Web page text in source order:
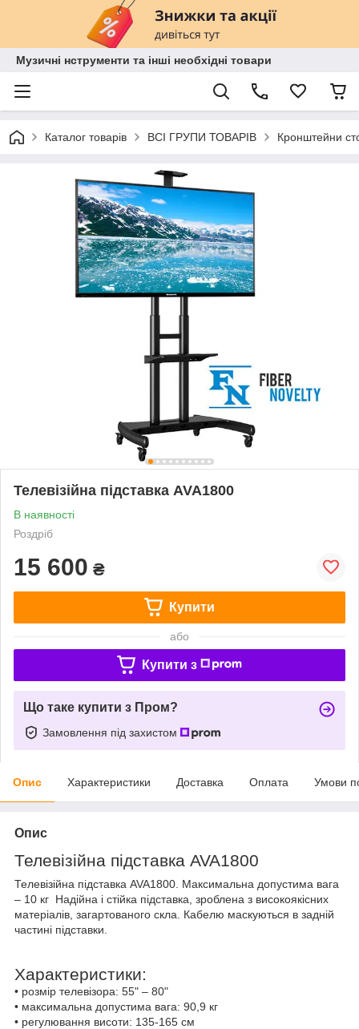
Музичні нструменти та інші необхідні товари
Каталог товарів ВСІ ГРУПИ ТОВАРІВ Кронштейни
Телевізійна підставка AVA1800
В наявності
Роздріб
15 600 ₴
Купити
або
Купити з
Що таке купити з Пром?
Замовлення під захистом
Опис Характеристики Доставка Оплата Умови
Опис
Телевізійна підставка AVA1800
Телевізійна підставка AVA1800 . Максимальна допустима вага
– 10 кг Надійна і стійка підставка, зроблена з високоякісних
матеріалів, загартованого скла. Кабелю маскуються в задній
частині підставки.
Характеристики:
• розмір телевізора: 55" – 80"
• максимальна допустима вага: 90,9 кг
• регулювання висоти: 135-165 см